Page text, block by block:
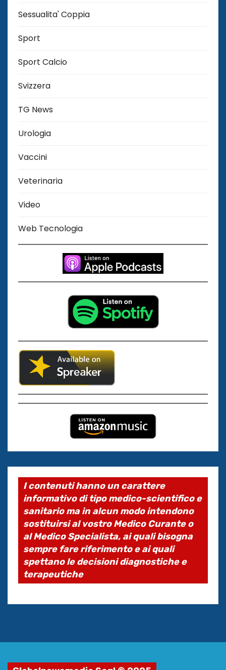
Sessualita' Coppia
Sport
Sport Calcio
Svizzera
TG News
Urologia
Vaccini
Veterinaria
Video
Web Tecnologia
I contenuti hanno un carattere
informativo di tipo medico-scientifico e
sanitario ma in alcun modo intendono
sostituirsi al vostro Medico Curante o
al Medico Specialista, ai quali bisogna
sempre fare riferimento e ai quali
spettano le decisioni diagnostiche e
terapeutiche